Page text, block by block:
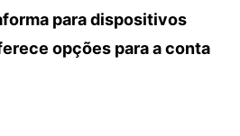
para dispositivos
opções para a conta